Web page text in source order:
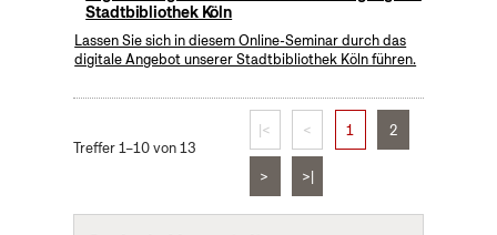
Stadtbibliothek Köln
Lassen Sie sich in diesem Online-Seminar durch das
digitale Angebot unserer Stadtbibliothek Köln führen.
Treffer 1–10 von 13
|< < 1 2
> >|